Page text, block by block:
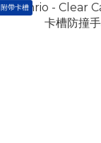
附帶卡槽